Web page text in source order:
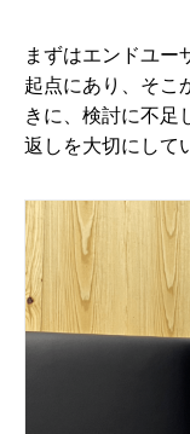
まずはエンドユー
起点にあり、そこ
きに、検討に不足
返しを大切にして